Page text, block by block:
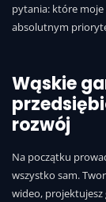
pytania: które moje
absolutnym
Wąskie
rozwój
Na początku
wszystko sam.
wideo, projektujesz